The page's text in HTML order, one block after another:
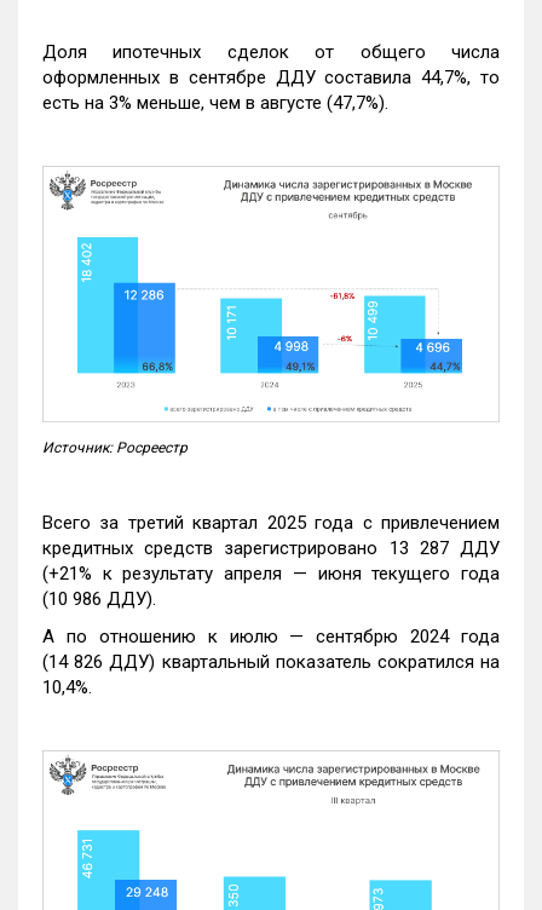
Доля ипотечных сделок от общего числа
оформленных в сентябре ДДУ составила 44,7%, то
есть на 3% меньше, чем в августе (47,7%).
Источник: Росреестр
Всего за третий квартал 2025 года с привлечением
кредитных средств зарегистрировано 13 287 ДДУ
(+21% к результату апреля — июня текущего года
(10 986 ДДУ).
А по отношению к июлю — сентябрю 2024 года
(14 826 ДДУ) квартальный показатель сократился на
10,4%.